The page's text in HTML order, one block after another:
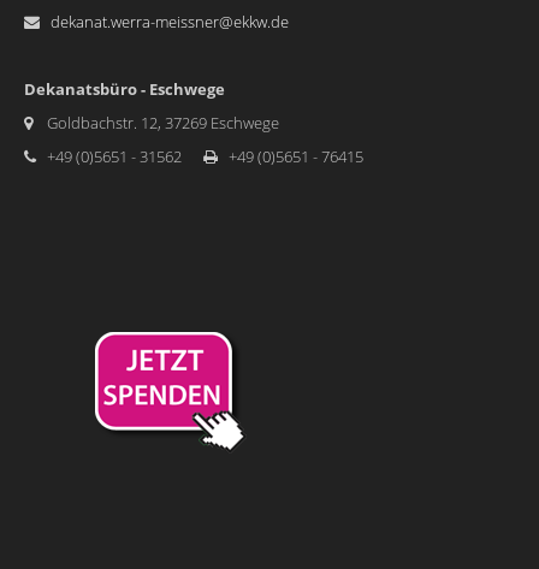
dekanat.werra-meissner@ekkw.de
Dekanatsbüro - Eschwege
Goldbachstr. 12, 37269 Eschwege
+49 (0)5651 - 31562
+49 (0)5651 - 76415